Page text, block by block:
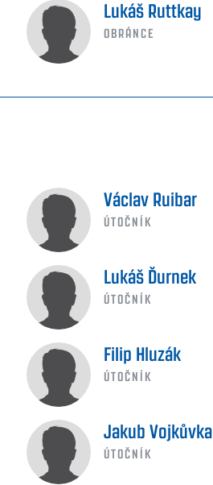
Lukáš Ruttkay
OBRÁNCE
Václav Ruibar
ÚTOČNÍK
Lukáš Ďurnek
ÚTOČNÍK
Filip Hluzák
ÚTOČNÍK
Jakub Vojkůvka
ÚTOČNÍK